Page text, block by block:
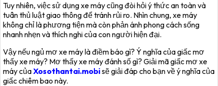
Tuy nhiên, việc sử dụng xe máy cũng đòi hỏi ý thức an toàn và
tuân thủ luật giao thông để tránh rủi ro. Nhìn chung, xe máy
không chỉ là phương tiện mà còn phản ánh phong cách sống
nhanh nhẹn và thích nghi của con người hiện đại.
Vậy nếu ngủ mơ xe máy là điềm báo gì? Ý nghĩa của giấc mơ
thấy xe máy? Mơ thấy xe máy đánh số gì? Giải mã giấc mơ xe
máy củaXosothantai.mobisẽ giải đáp cho bạn về ý nghĩa của
giấc chiêm bao này.